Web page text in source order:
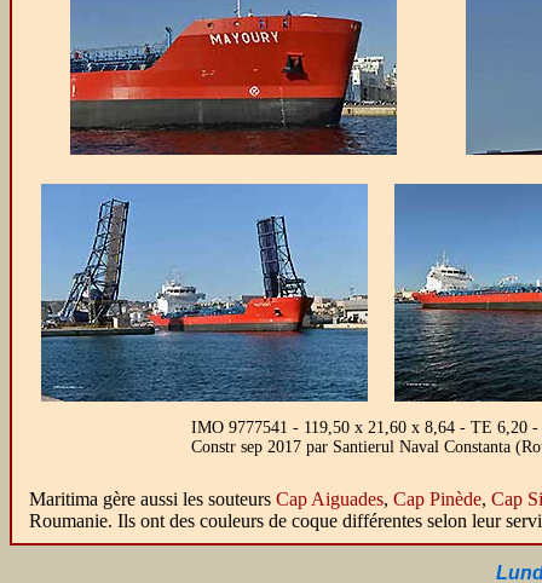
IMO 9777541 - 119,50 x 21,60 x 8,64 - TE 6,20
Constr sep 2017 par Santierul Naval Constanta
Maritima gère aussi les souteurs Cap Aiguades, Cap Pinède, Cap
Roumanie. Ils ont des couleurs de coque différentes selon leur